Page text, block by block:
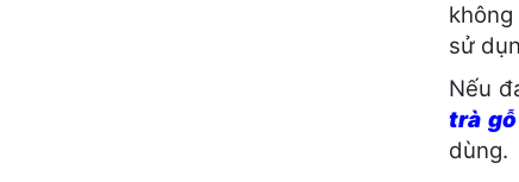
sử
Nếu
trà
dùng.